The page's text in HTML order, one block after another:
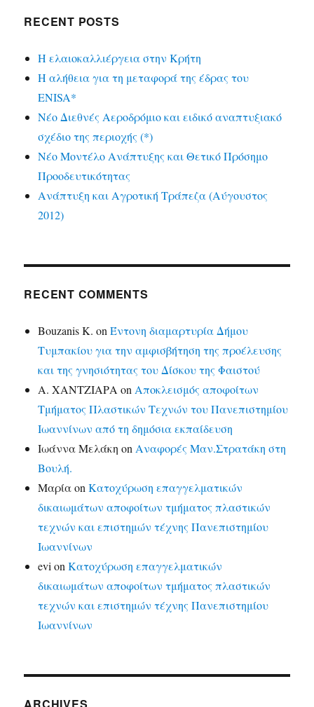
RECENT POSTS
Η ελαιοκαλλιέργεια στην Κρήτη
Η αλήθεια για τη μεταφορά της έδρας του
ENISA*
Νέο Διεθνές Αεροδρόμιο και ειδικό αναπτυξιακό
σχέδιο της περιοχής (*)
Νέο Μοντέλο Ανάπτυξης και Θετικό Πρόσημο
Προοδευτικότητας
Ανάπτυξη και Αγροτική Τράπεζα (Αύγουστος
2012)
RECENT COMMENTS
Bouzanis K. onΈντονη διαμαρτυρία Δήμου
Τυμπακίου για την αμφισβήτηση της προέλευσης
και της γνησιότητας του Δίσκου της Φαιστού
Α. ΧΑΝΤΖΙΑΡΑ on Αποκλεισμός αποφοίτων
Τμήματος Πλαστικών Τεχνών του Πανεπιστημίου
Ιωαννίνων από τη δημόσια εκπαίδευση
Ιωάννα Μελάκη on Αναφορές Μαν.Στρατάκη στη
Βουλή.
ΜαρίαonΚατοχύρωση επαγγελματικών
δικαιωμάτων αποφοίτων τμήματος πλαστικών
τεχνών και επιστημών τέχνης Πανεπιστημίου
Ιωαννίνων
evi onΚατοχύρωση επαγγελματικών
δικαιωμάτων αποφοίτων τμήματος πλαστικών
τεχνών και επιστημών τέχνης Πανεπιστημίου
Ιωαννίνων
ARCHIVES